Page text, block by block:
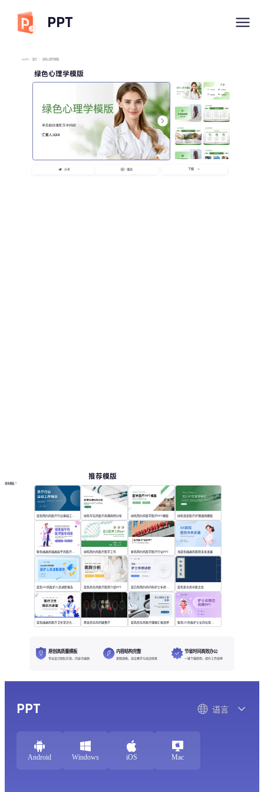
PPT
imyPPT / 医疗 / 绿色心理学模版
绿色心理学模版
分享 播放 下载
推荐模版
更多模板
蓝色简约风医疗行业基础工作培训 绿色写实风医疗病理病例分析 绿色简约风医学医疗PPT模版 绿色渐变医疗护理通用模版
绿色简约风医疗医学工作 紫色简约风医学医疗行业PPT 浅蓝色插画风医院未来发展
蓝色3D风医护人员述职报告 蓝色商务风医疗医院介绍PPT 蓝白色简约风内科护士年终述职 蓝色复古风中医文化
蓝色插画风医疗卫生常识大讲堂 黑金商务风药膳食疗 蓝色商务风医疗健康汇报清单 紫色3D风格护士长岗位竞聘PPT
原创高质量模板
专业设计团队打造，内容可编辑
内容结构完整
逻辑清晰，适合教学与培训场景
节省时间高效办公
一键下载即用，提升工作效率
PPT 语言
Android Windows iOS Mac